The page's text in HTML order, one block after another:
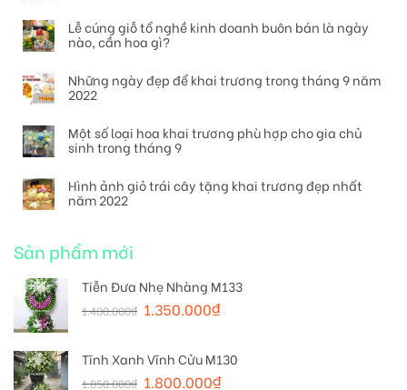
Lễ cúng giỗ tổ nghề kinh doanh buôn bán là ngày
nào, cần hoa gì?
Những ngày đẹp để khai trương trong tháng 9 năm
2022
Một số loại hoa khai trương phù hợp cho gia chủ
sinh trong tháng 9
Hình ảnh giỏ trái cây tặng khai trương đẹp nhất
năm 2022
Sản phẩm mới
Tiễn Đưa Nhẹ Nhàng M133
1.400.000₫ 1.350.000₫
Tĩnh Xanh Vĩnh Cửu M130
1.850.000₫ 1.800.000₫